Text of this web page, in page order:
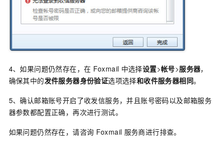
4、如果问题仍然存在，在 Foxmail 中选择设置>帐号>服务器，
确保其中的发件服务器身份验证选项选择和收件服务器相同。
5、确认邮箱账号开启了收发信服务，并且账号密码以及邮箱服务
器参数都配置正确，再次进行测试。
如果问题仍然存在，请咨询 Foxmail 服务商进行排查。